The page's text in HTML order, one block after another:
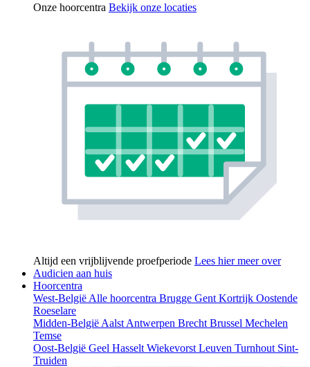
Onze hoorcentra Bekijk onze locaties
Altijd een vrijblijvende proefperiode Lees hier meer over
Audicien aan huis
Hoorcentra
West-België Alle hoorcentra Brugge Gent Kortrijk Oostende
Roeselare
Midden-België Aalst Antwerpen Brecht Brussel Mechelen
Temse
Oost-België Geel Hasselt Wiekevorst Leuven Turnhout Sint-
Truiden